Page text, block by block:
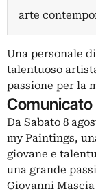
arte
Una personale
talentuoso
passione per la
Da Sabato 8
my Paintings,
giovane e
una grande
Giovanni